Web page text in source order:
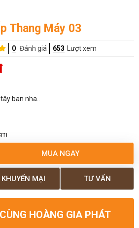
Thang Máy 03
0 Đánh giá 653 Lượt xem
ban nha..
MUA NGAY
TƯ VẤN
KHUYẾN MẠI
HOÀNG GIA PHÁT